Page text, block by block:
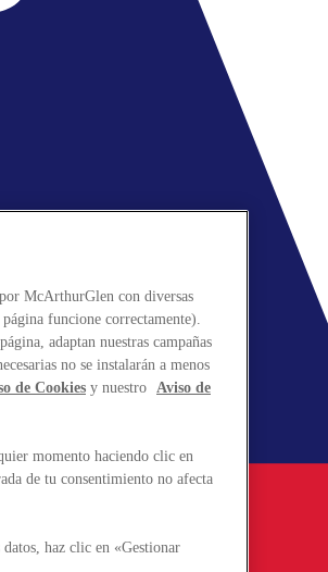
McArthurGlen con diversas
funcione correctamente).
adaptan nuestras campañas
no se instalarán a menos
de Cookies y nuestro Aviso de
momento haciendo clic en
de tu consentimiento no afecta
haz clic en «Gestionar